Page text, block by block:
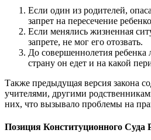
Если один из родителей,
запрет на пересечение
Если менялись жизненная
запрете, не мог его отозвать.
До совершеннолетия
страну он едет и на какой
Также предыдущая версия закона
учителями, другими
них, что вызывало проблемы на
Позиция Конституционного Суда